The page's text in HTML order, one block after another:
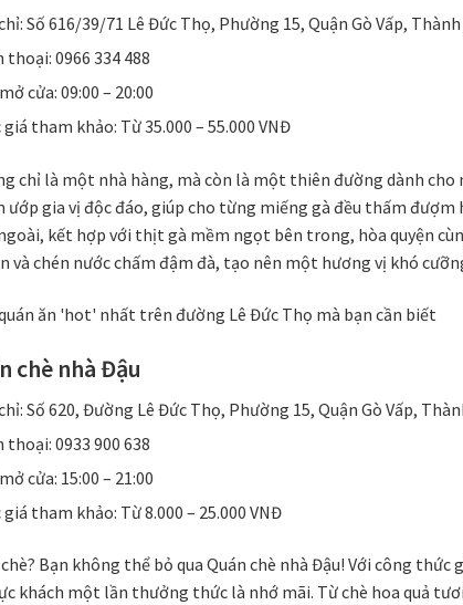
Số 616/39/71 Lê Đức Thọ, Phường 15, Quận Gò Vấp,
thoại: 0966 334 488
cửa: 09:00 – 20:00
giá tham khảo: Từ 35.000 – 55.000 VNĐ
chỉ là một nhà hàng, mà còn là một thiên đường dành
ướp gia vị độc đáo, giúp cho từng miếng gà đều thấm
kết hợp với thịt gà mềm ngọt bên trong, hòa quyện
và chén nước chấm đậm đà, tạo nên một hương vị khó
chè nhà Đậu
Số 620, Đường Lê Đức Thọ, Phường 15, Quận Gò Vấp,
thoại: 0933 900 638
cửa: 15:00 – 21:00
giá tham khảo: Từ 8.000 – 25.000 VNĐ
Bạn không thể bỏ qua Quán chè nhà Đậu! Với công
khách một lần thưởng thức là nhớ mãi. Từ chè hoa quả